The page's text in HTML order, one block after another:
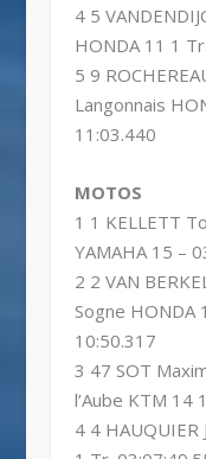
4 5
HONDA 11 1
5 9
Langonnais
11:03.440
MOTOS
1 1 KELLETT
YAMAHA 15 –
2 2 VAN
Sogne HONDA
10:50.317
3 47 SOT
l’Aube KTM 14
4 4 HAUQUIER